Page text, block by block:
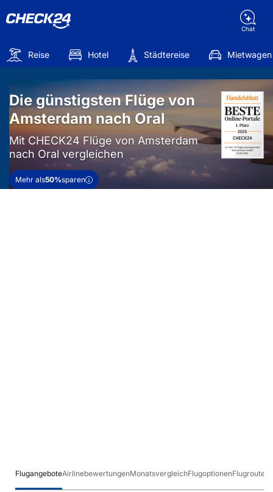
Chat
Reise Hotel Städtereise Mietwagen
Die günstigsten Flüge von
Amsterdam nach Oral
Mit CHECK24 Flüge von Amsterdam
nach Oral vergleichen
Mehr als50%sparen
FlugangeboteAirlinebewertungenMonatsvergleichFlugoptionenFlugrouten